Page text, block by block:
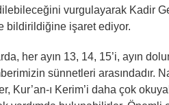
vurgulayarak Kadir
bildirildiğine işaret ediyor.
her ayın 13, 14, 15’i, ayın
sünnetleri arasındadır.
Kur’an-ı Kerim’i daha çok